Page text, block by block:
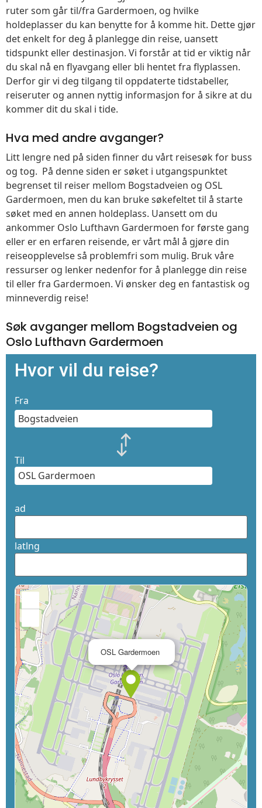
ruter som går til/fra Gardermoen, og hvilke
holdeplasser du kan benytte for å komme hit. Dette gjør
det enkelt for deg å planlegge din reise, uansett
tidspunkt eller destinasjon. Vi forstår at tid er viktig når
du skal nå en flyavgang eller bli hentet fra flyplassen.
Derfor gir vi deg tilgang til oppdaterte tidstabeller,
reiseruter og annen nyttig informasjon for å sikre at du
kommer dit du skal i tide.
Hva med andre avganger?
Litt lengre ned på siden finner du vårt reisesøk for buss
og tog. På denne siden er søket i utgangspunktet
begrenset til reiser mellom Bogstadveien og OSL
Gardermoen, men du kan bruke søkefeltet til å starte
søket med en annen holdeplass. Uansett om du
ankommer Oslo Lufthavn Gardermoen for første gang
eller er en erfaren reisende, er vårt mål å gjøre din
reiseopplevelse så problemfri som mulig. Bruk våre
ressurser og lenker nedenfor for å planlegge din reise
til eller fra Gardermoen. Vi ønsker deg en fantastisk og
minneverdig reise!
Søk avganger mellom Bogstadveien og
Oslo Lufthavn Gardermoen
Hvor vil du reise?
Fra
Til
ad
latlng
OSL Gardermoen